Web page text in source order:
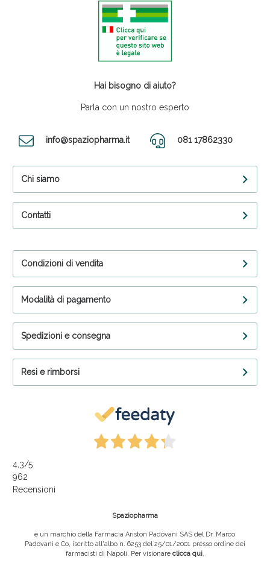
Hai bisogno di aiuto?
Parla con un nostro esperto
info@spaziopharma.it 081 17862330
Chi siamo
Contatti
Condizioni di vendita
Modalità di pagamento
Spedizioni e consegna
Resi e rimborsi
4,3/5
962
Recensioni
Spaziopharma
è un marchio della Farmacia Ariston Padovani SAS del Dr. Marco
Padovani e Co, iscritto all'albo n. 6253 del 25/01/2001 presso ordine dei
farmacisti di Napoli. Per visionare clicca qui.